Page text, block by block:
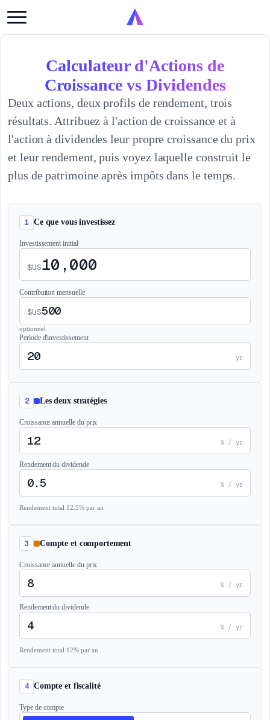
Calculateur d'Actions de
Croissance vs Dividendes
Deux actions, deux profils de rendement, trois
résultats. Attribuez à l'action de croissance et à
l'action à dividendes leur propre croissance du prix
et leur rendement, puis voyez laquelle construit le
plus de patrimoine après impôts dans le temps.
1 Ce que vous investissez
Investissement initial
$US
Contribution mensuelle
$US
optionnel
Periode d'investissement
yr
2 Les deux stratégies
Croissance annuelle du prix
% / yr
Rendement du dividende
% / yr
Rendement total 12.5% par an
3 Compte et comportement
Croissance annuelle du prix
% / yr
Rendement du dividende
% / yr
Rendement total 12% par an
4 Compte et fiscalité
Type de compte